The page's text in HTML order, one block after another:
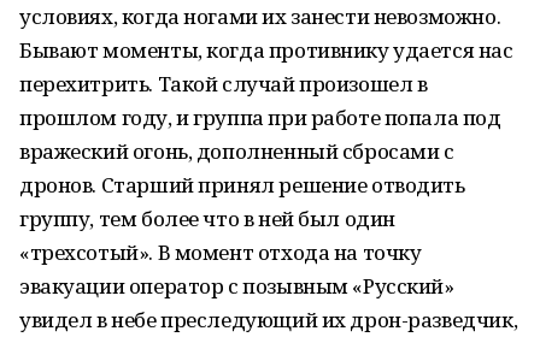
условиях, когда ногами их занести невозможно.
Бывают моменты, когда противнику удается нас
перехитрить. Такой случай произошел в
прошлом году, и группа при работе попала под
вражеский огонь, дополненный сбросами с
дронов. Старший принял решение отводить
группу, тем более что в ней был один
«трехсотый». В момент отхода на точку
эвакуации оператор с позывным «Русский»
увидел в небе преследующий их дрон-разведчик,